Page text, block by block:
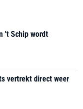
't Schip wordt
vertrekt direct weer